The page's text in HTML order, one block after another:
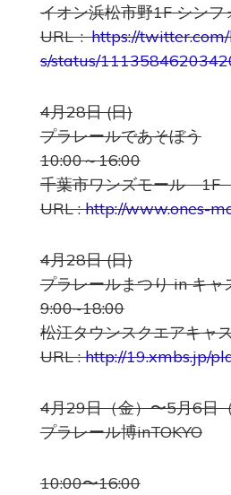
イオン浜松市野1F シンフ
URL :https://
s/status/
4月28日 (日)
プラレールであそぼう
10:00～16:00
千葉市ワンズモール 1F
URL :http://www.ones-
4月28日 (日)
プラレールまつり in キャ
9:00~18:00
松江タウンスクエアキャ
URL :http://19.xmbs.jp/
4月29日（金）〜5月6日
プラレール博inTOKYO
10:00〜16:00